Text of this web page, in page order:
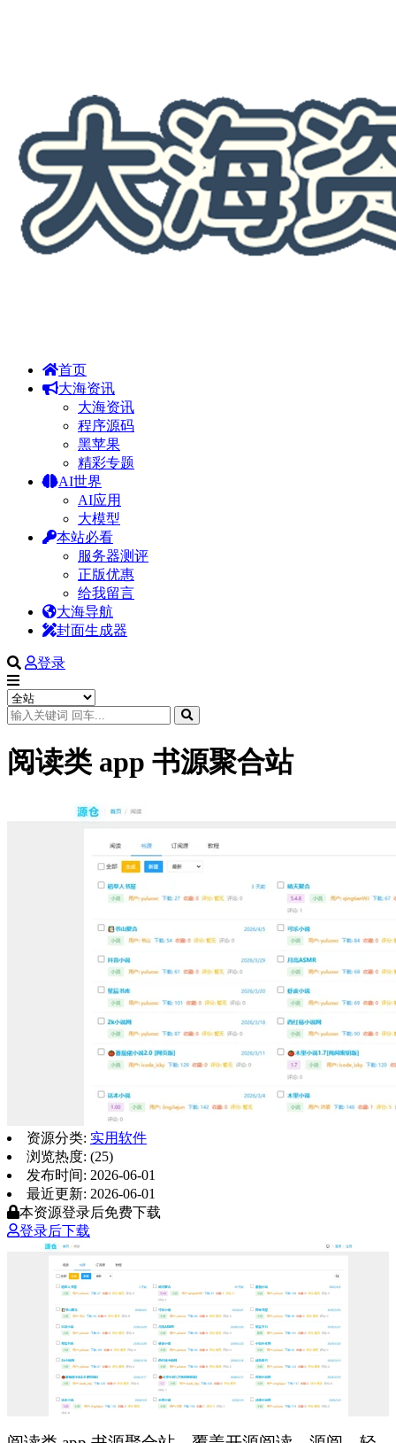
首页
大海资讯
大海资讯
程序源码
黑苹果
精彩专题
AI世界
AI应用
大模型
本站必看
服务器测评
正版优惠
给我留言
大海导航
封面生成器
登录
阅读类 app 书源聚合站
资源分类: 实用软件
浏览热度: (25)
发布时间: 2026-06-01
最近更新: 2026-06-01
本资源登录后免费下载
登录后下载